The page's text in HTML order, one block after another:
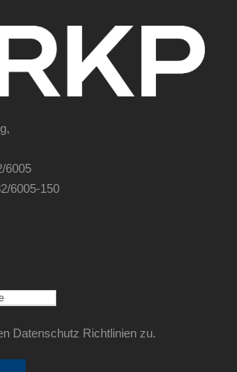
6005
6005-150
Datenschutz Richtlinien zu.